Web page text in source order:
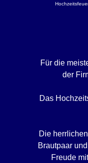
Für die
der
Das
Die
Brautpaar
Freude